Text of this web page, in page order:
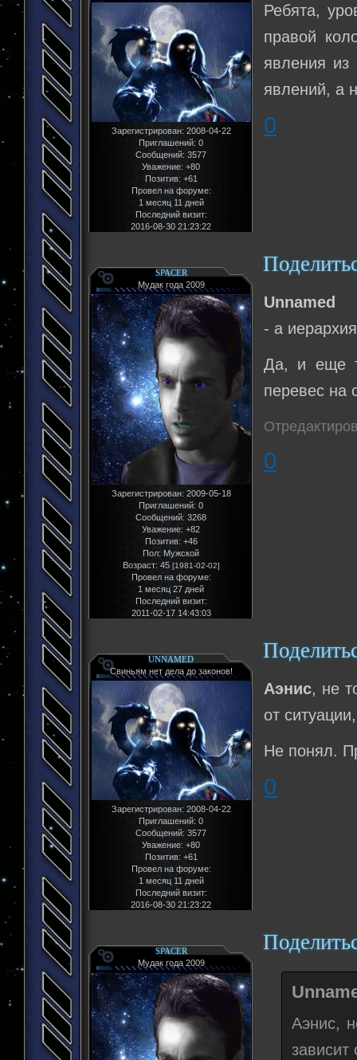
Зарегистрирован: 2008-04-22
Приглашений: 0
Сообщений: 3577
Уважение: +80
Позитив: +61
Провел на форуме:
1 месяц 11 дней
Последний визит:
2016-08-30 21:23:22
Ребята,
правой
явления
явлений, а
0
SPACER
Мудак года 2009
Зарегистрирован: 2009-05-18
Приглашений: 0
Сообщений: 3268
Уважение: +82
Позитив: +46
Пол:Мужской
Возраст: 45 [1981-02-02]
Провел на форуме:
1 месяц 27 дней
Последний визит:
2011-02-17 14:43:03
Unnamed
- а
Да, и еще
перевес на
0
UNNAMED
Свиньям нет дела до законов!
Зарегистрирован: 2008-04-22
Приглашений: 0
Сообщений: 3577
Уважение: +80
Позитив: +61
Провел на форуме:
1 месяц 11 дней
Последний визит:
2016-08-30 21:23:22
Аэнис, не
от
Не понял.
0
SPACER
Мудак года 2009
Аэнис,
зависит